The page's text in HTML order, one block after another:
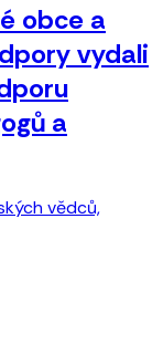
obce a
vydali
a
vědců,